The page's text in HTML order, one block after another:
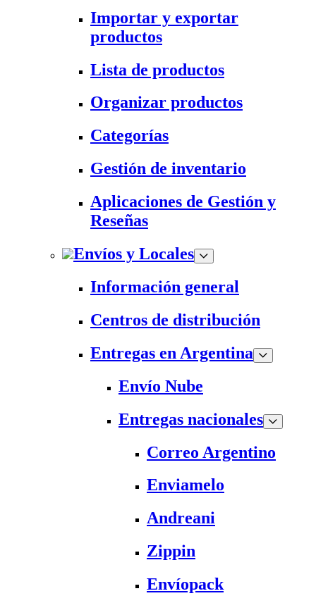
Importar y exportar
productos
Lista de productos
Organizar productos
Categorías
Gestión de inventario
Aplicaciones de Gestión y
Reseñas
Envíos y Locales
Información general
Centros de distribución
Entregas en Argentina
Envío Nube
Entregas nacionales
Correo Argentino
Enviamelo
Andreani
Zippin
Envíopack